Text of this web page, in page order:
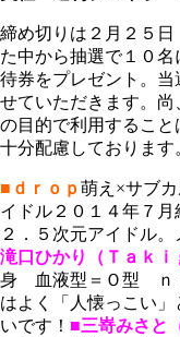
締め切りは２月２５
た中から抽選で１０
待券をプレゼント。
せていただきます。
の目的で利用するこ
十分配慮しております
■ｄｒｏｐ 萌え×サブ
イドル２０１４年７
２．５次元アイドル
滝口ひかり（Ｔａｋ
身 血液型＝Ｏ型 ｎ
はよく「人懐っこい
いです！ ■三嵜みさと